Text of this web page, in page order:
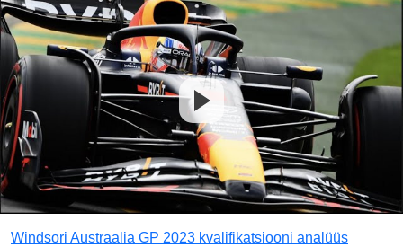
Windsori Austraalia GP 2023 kvalifikatsiooni analüüs